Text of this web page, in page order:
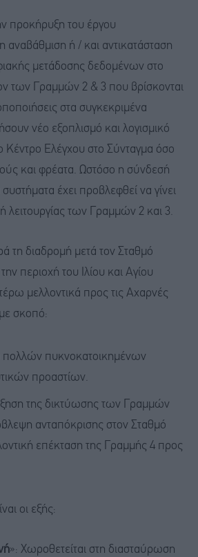
προκήρυξη του έργου
αναβάθμιση ή / και αντικατάσταση
μετάδοσης δεδομένων στο
των Γραμμών 2 & 3 που βρίσκονται
στα συγκεκριμένα
νέο εξοπλισμό και λογισμικό
Κέντρο Ελέγχου στο Σύνταγμα όσο
και φρέατα. Ωστόσο η σύνδεσή
έχει προβλεφθεί να γίνει
λειτουργίας των Γραμμών 2 και 3.
τη διαδρομή μετά τον Σταθμό
περιοχή του Ιλίου και Αγίου
μελλοντικά προς τις Αχαρνές
με σκοπό:
πολλών πυκνοκατοικημένων
προαστίων.
της δικτύωσης των Γραμμών
ανταπόκρισης στον Σταθμό
επέκταση της Γραμμής 4 προς
οι εξής:
»: Χωροθετείται στη διασταύρωση